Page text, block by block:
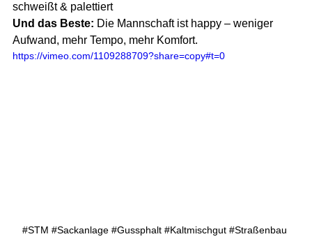
schweißt & palettiert
Und das Beste: Die Mannschaft ist happy – weniger
Aufwand, mehr Tempo, mehr Komfort.
https://vimeo.com/1109288709?share=copy#t=0
#STM #Sackanlage #Gussphalt #Kaltmischgut #Straßenbau